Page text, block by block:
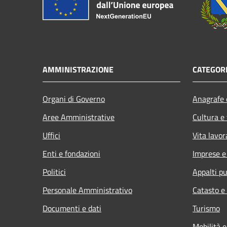
AMMINISTRAZIONE
Organi di Governo
Aree Amministrative
Uffici
Enti e fondazioni
Politici
Personale Amministrativo
Documenti e dati
Cultura
Vita
Imprese
Appalti
Catasto
Turismo